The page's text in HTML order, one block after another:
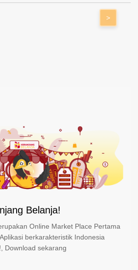
>
Belanja!
Online Market Place Pertama
berkarakteristik Indonesia
Download sekarang